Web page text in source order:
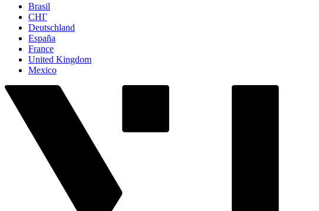
Brasil
СНГ
Deutschland
España
France
United Kingdom
Mexico